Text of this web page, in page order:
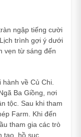
ngập tiếng cười
trình gợi ý dưới
vẹn từ sáng đến
về Củ Chi.
Ba Giồng, nơi
tộc. Sau khi tham
Farm. Khi đến
tham gia các trò
tạo, hồ sục